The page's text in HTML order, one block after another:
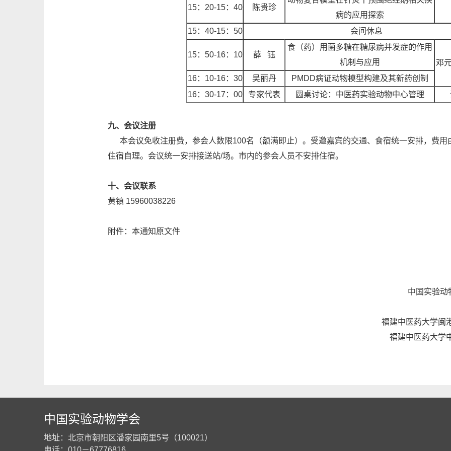
15：20-15：40 陈贵珍
病的应用探索
15：40-15：50
会间休息
15：50-16：10 薛 钰
食（药）用菌多糖在糖尿病并发症的作用
机制与应用
邓
16：10-16：30
吴丽丹
PMDD病证动物模型构建及其新药创制
16：30-17：00
专家代表 圆桌讨论：中医药实验动物中心管理
九、会议注册
本会议免收注册费，参会人数限100名（额满即止）。受邀嘉宾的交通、食宿统一安排，费用
住宿自理。会议统一安排接送站/场。市内的参会人员不安排住宿。
十、会议联系
黄镇 15960038226
附件：本通知原文件
中国实验动
福建中医药大学闽
福建中医药大学
中国实验动物学会
地址：北京市朝阳区潘家园南里5号（100021）